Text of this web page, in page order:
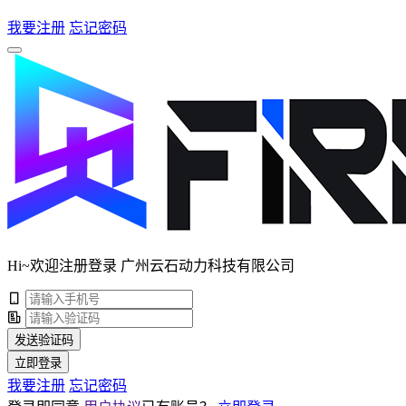
我要注册 忘记密码
Hi~欢迎注册登录 广州云石动力科技有限公司
发送验证码
立即登录
我要注册 忘记密码